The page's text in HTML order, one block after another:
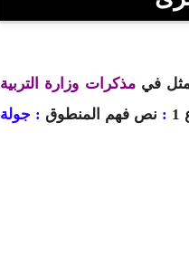
فيمذكرات وزارة التربية
: نص فهم المنطوق : جولة